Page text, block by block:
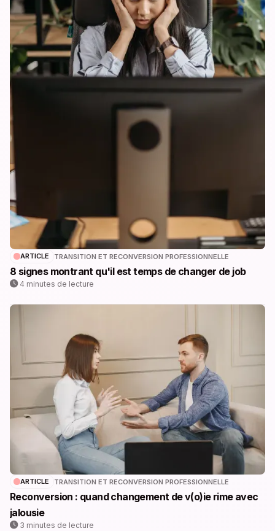
ARTICLE TRANSITION ET RECONVERSION PROFESSIONNELLE
8 signes montrant qu'il est temps de changer de job
4 minutes de lecture
ARTICLE TRANSITION ET RECONVERSION PROFESSIONNELLE
Reconversion : quand changement de v(o)ie rime avec
jalousie
3 minutes de lecture